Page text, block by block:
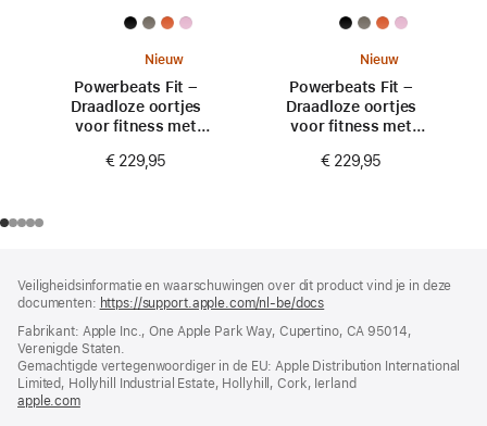
Nieuw
Powerbeats Fit –
Draadloze oortjes
voor fitness met
Krachtig roze
€ 229,95
Nieuw
Powerbeats Fit –
Draadloze oortjes
voor fitness met
Sprankelend oranje
€ 229,95
Veiligheidsinformatie en waarschuwingen over dit product vind je in deze
documenten: https://support.apple.com/nl-be/docs
nieuw
geopend)
Fabrikant: Apple Inc., One Apple Park Way, Cupertino, CA 95014,
Verenigde Staten.
Gemachtigde vertegenwoordiger in de EU: Apple Distribution International
Limited, Hollyhill Industrial Estate, Hollyhill, Cork, Ierland
apple.com(wordt